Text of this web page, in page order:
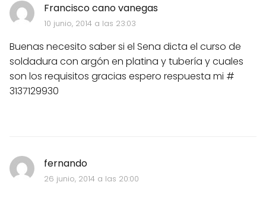
Francisco cano vanegas
10 junio, 2014 a las 23:03
Buenas necesito saber si el Sena dicta el curso de
soldadura con argón en platina y tubería y cuales
son los requisitos gracias espero respuesta mi #
3137129930
fernando
26 junio, 2014 a las 20:00